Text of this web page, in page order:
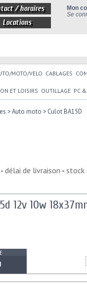
Mon
Se
/ horaires
Locations
MOTO/VELO CABLAGES
ET LOISIRS OUTILLAGE PC
>Auto moto > Culot BA15D
- délai de livraison - stock
12v 10w